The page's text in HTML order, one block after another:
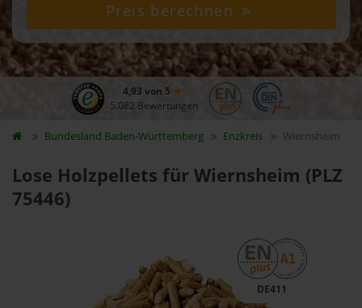
Preis berechnen
4,93 von 5
5.082 Bewertungen
Bundesland Baden-Württemberg Enzkreis Wiernsheim
Lose Holzpellets für Wiernsheim (PLZ
75446)
DE411